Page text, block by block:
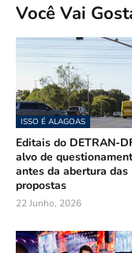
Você Vai
ISSO É ALAGOAS
Editais do DETRAN-
alvo de
antes da abertura das
propostas
22 Junho, 2026